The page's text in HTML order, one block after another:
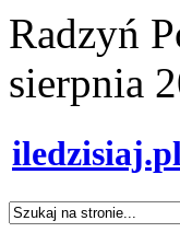
Radzyń
sierpnia